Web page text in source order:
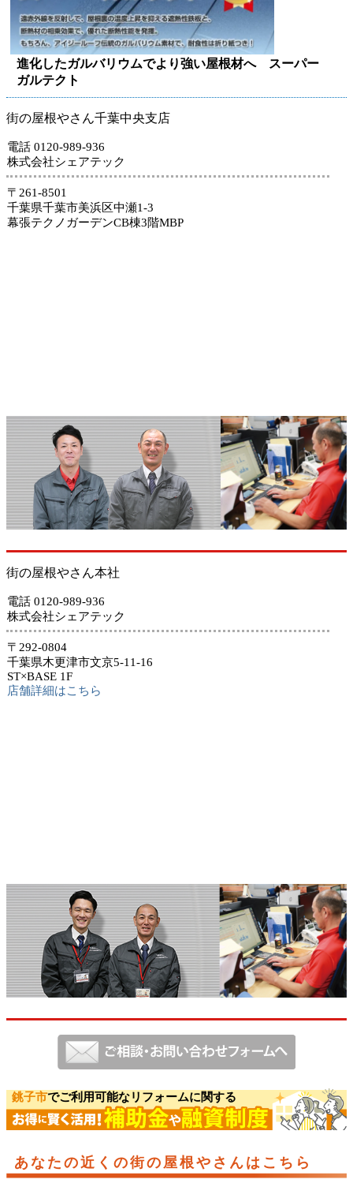
進化したガルバリウムでより強い屋根材へ スーパー
ガルテクト
街の屋根やさん千葉中央支店
電話 0120-989-936
株式会社シェアテック
〒261-8501
千葉県千葉市美浜区中瀬1-3
幕張テクノガーデンCB棟3階MBP
街の屋根やさん本社
電話 0120-989-936
株式会社シェアテック
〒292-0804
千葉県木更津市文京5-11-16
ST×BASE 1F
店舗詳細はこちら
銚子市でご利用可能なリフォームに関する
あなたの近くの街の屋根やさんはこちら